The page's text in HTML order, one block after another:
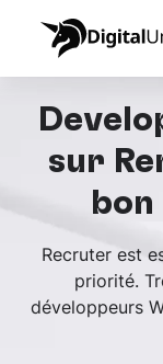
sur
Recruter est
priorité.
développeurs